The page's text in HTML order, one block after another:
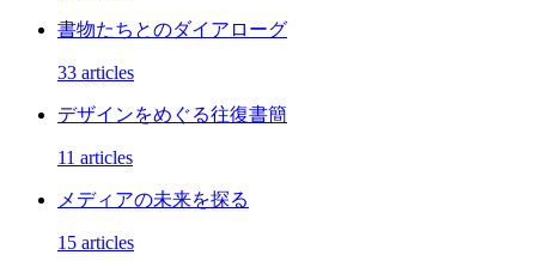
書物たちとのダイアローグ
33 articles
デザインをめぐる往復書簡
11 articles
メディアの未来を探る
15 articles